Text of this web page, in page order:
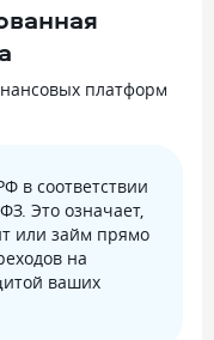
платформ
в соответствии
Это означает,
или займ прямо
на
ваших